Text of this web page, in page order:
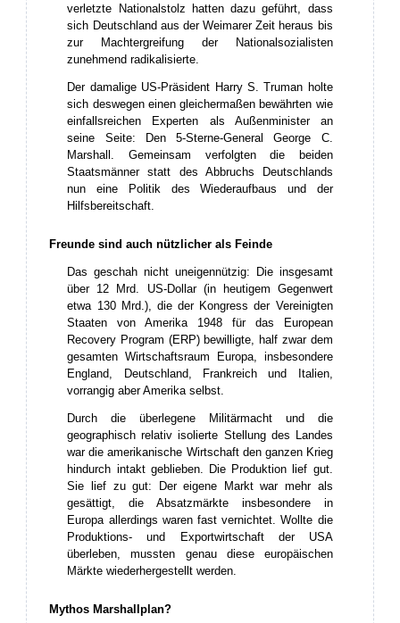
verletzte Nationalstolz hatten dazu geführt, dass
sich Deutschland aus der Weimarer Zeit heraus bis
zur Machtergreifung der Nationalsozialisten
zunehmend radikalisierte.
Der damalige US-Präsident Harry S. Truman holte
sich deswegen einen gleichermaßen bewährten wie
einfallsreichen Experten als Außenminister an
seine Seite: Den 5-Sterne-General George C.
Marshall. Gemeinsam verfolgten die beiden
Staatsmänner statt des Abbruchs Deutschlands
nun eine Politik des Wiederaufbaus und der
Hilfsbereitschaft.
Freunde sind auch nützlicher als Feinde
Das geschah nicht uneigennützig: Die insgesamt
über 12 Mrd. US-Dollar (in heutigem Gegenwert
etwa 130 Mrd.), die der Kongress der Vereinigten
Staaten von Amerika 1948 für das European
Recovery Program (ERP) bewilligte, half zwar dem
gesamten Wirtschaftsraum Europa, insbesondere
England, Deutschland, Frankreich und Italien,
vorrangig aber Amerika selbst.
Durch die überlegene Militärmacht und die
geographisch relativ isolierte Stellung des Landes
war die amerikanische Wirtschaft den ganzen Krieg
hindurch intakt geblieben. Die Produktion lief gut.
Sie lief zu gut: Der eigene Markt war mehr als
gesättigt, die Absatzmärkte insbesondere in
Europa allerdings waren fast vernichtet. Wollte die
Produktions- und Exportwirtschaft der USA
überleben, mussten genau diese europäischen
Märkte wiederhergestellt werden.
Mythos Marshallplan?